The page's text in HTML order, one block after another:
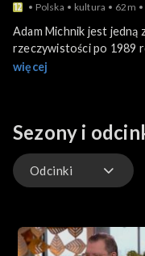
Polska kultura 62m
Adam Michnik jest jedną
rzeczywistości po 1989
wszystkim bohatera
ówczesnej inteligencji.
pierwszej biografii
prezentacji i oceny tego
„Demiurg” wraz z
więcej
Sezony i
Odcinki